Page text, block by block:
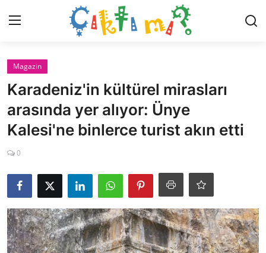
Giriş Yap
Dünya
Magazin
Hayat
Teknoloji
Gündem
Magazin
Karadeniz'in kültürel mirasları
arasında yer alıyor: Ünye
Kalesi'ne binlerce turist akın etti
0